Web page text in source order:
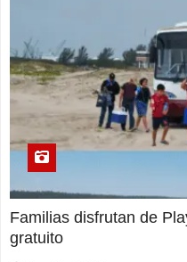
Familias disfrutan de
gratuito